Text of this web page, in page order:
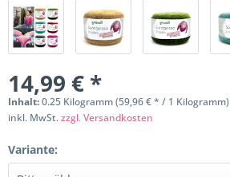
14,99 € *
Inhalt:0.25 Kilogramm (59,96 € * / 1 Kilogramm)
inkl. MwSt.zzgl. Versandkosten
Variante: